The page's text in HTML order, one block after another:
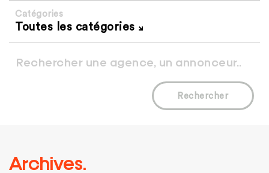
Catégories
Toutes les catégories
Rechercher
Archives.